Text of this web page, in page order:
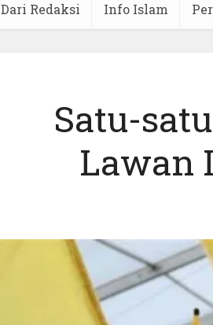
Dari Redaksi Info Islam
Satu-
Lawan